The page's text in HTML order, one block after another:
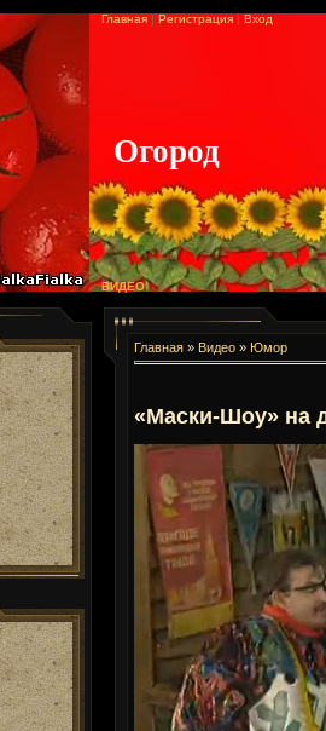
Главная | Регистрация | Вход
Огород
ВИДЕО
Главная » Видео » Юмор
«Маски-Шоу» на